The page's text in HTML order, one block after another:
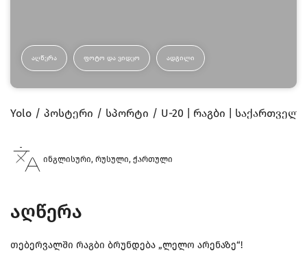
ᲐᲦᲬᲔᲠᲐ ᲤᲝᲢᲝ ᲓᲐ ᲕᲘᲓᲔᲝ ᲐᲓᲒᲘᲚᲘ
Yolo პოსტერი სპორტი U-20 | რაგბი |
ინგლისური, რუსული, ქართული
აღწერა
თებერვალში რაგბი ბრუნდება „ლელო არენაზე“!